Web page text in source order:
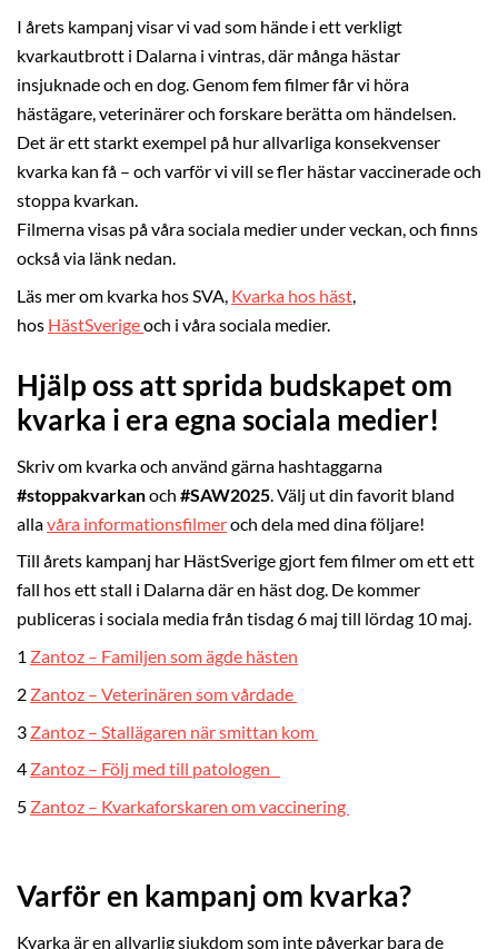
I årets kampanj visar vi vad som hände i ett verkligt
kvarkautbrott i Dalarna i vintras, där många hästar
insjuknade och en dog. Genom fem filmer får vi höra
hästägare, veterinärer och forskare berätta om händelsen.
Det är ett starkt exempel på hur allvarliga konsekvenser
kvarka kan få – och varför vi vill se fler hästar vaccinerade och
stoppa kvarkan.
Filmerna visas på våra sociala medier under veckan, och finns
också via länk nedan.
Läs mer om kvarka hos SVA, Kvarka hos häst,
hos HästSverigeoch i våra sociala medier.
Hjälp oss att sprida budskapet om
kvarka i era egna sociala medier!
Skriv om kvarka och använd gärna hashtaggarna
#stoppakvarkanoch #SAW2025. Välj ut din favorit bland
allavåra informationsfilmeroch dela med dina följare!
Till årets kampanj har HästSverige gjort fem filmer om ett ett
fall hos ett stall i Dalarna där en häst dog. De kommer
publiceras i sociala media från tisdag 6 maj till lördag 10 maj.
1 Zantoz – Familjen som ägde hästen
2 Zantoz – Veterinären som vårdade
3 Zantoz – Stallägaren när smittan kom
4 Zantoz – Följ med till patologen
5 Zantoz – Kvarkaforskaren om vaccinering
Varför en kampanj om kvarka?
Kvarka är en allvarlig sjukdom som inte påverkar bara de